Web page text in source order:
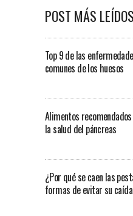
POST MÁS LEÍDOS
Top 9 de las
comunes de los huesos
Alimentos
la salud del páncreas
¿Por qué se caen las
formas de evitar su caída